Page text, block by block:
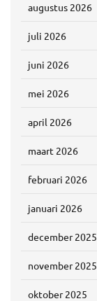
augustus 2026
juli 2026
juni 2026
mei 2026
april 2026
maart 2026
februari 2026
januari 2026
december 2025
november 2025
oktober 2025